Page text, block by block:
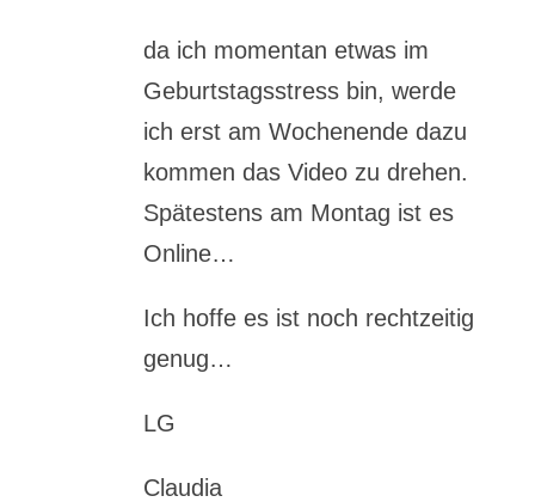
da ich momentan etwas im
Geburtstagsstress bin, werde
ich erst am Wochenende dazu
kommen das Video zu drehen.
Spätestens am Montag ist es
Online…
Ich hoffe es ist noch rechtzeitig
genug…
LG
Claudia